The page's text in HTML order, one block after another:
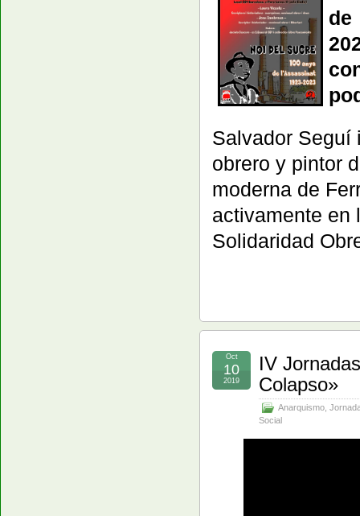
de
Salvador Seguí
obrero y pintor
moderna de
activamente en
Solidaridad
IV
Colapso»
Anarquismo
Social
Oct
10
2019